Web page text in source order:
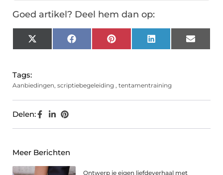
Goed artikel? Deel hem dan op:
X
(Twitter)
FacebookPinterest LinkedIn Email
Tags:
Aanbiedingen, scriptiebegeleiding , tentamentraining
Delen:
Meer Berichten
Ontwerp je eigen liefdeverhaal met